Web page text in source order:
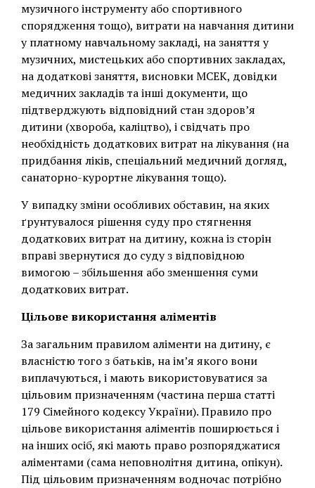
музичного інструменту або спортивного
спорядження тощо), витрати на навчання дитини
у платному навчальному закладі, на заняття у
музичних, мистецьких або спортивних закладах,
на додаткові заняття, висновки МСЕК, довідки
медичних закладів та інші документи, що
підтверджують відповідний стан здоров’я
дитини (хвороба, каліцтво), і свідчать про
необхідність додаткових витрат на лікування (на
придбання ліків, спеціальний медичний догляд,
санаторно-курортне лікування тощо).
У випадку зміни особливих обставин, на яких
ґрунтувалося рішення суду про стягнення
додаткових витрат на дитину, кожна із сторін
вправі звернутися до суду з відповідною
вимогою – збільшення або зменшення суми
додаткових витрат.
Цільове використання аліментів
За загальним правилом аліменти на дитину, є
власністю того з батьків, на ім’я якого вони
виплачуються, і мають використовуватися за
цільовим призначенням (частина перша статті
179 Сімейного кодексу України). Правило про
цільове використання аліментів поширюється і
на інших осіб, які мають право розпоряджатися
аліментами (сама неповнолітня дитина, опікун).
Під цільовим призначенням водночас потрібно